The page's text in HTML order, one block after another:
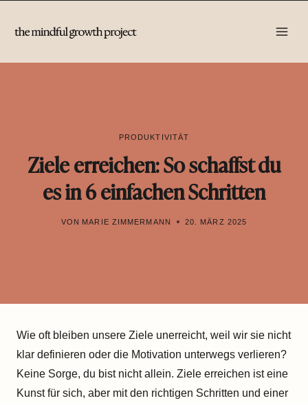
Inhalt
PRODUKTIVITÄT
Ziele erreichen: So schaffst du
es in 6 einfachen Schritten
VON MARIE ZIMMERMANN 20. MÄRZ 2025
Wie oft bleiben unsere Ziele unerreicht, weil wir sie nicht
klar definieren oder die Motivation unterwegs verlieren?
Keine Sorge, du bist nicht allein. Ziele erreichen ist eine
Kunst für sich, aber mit den richtigen Schritten und einer